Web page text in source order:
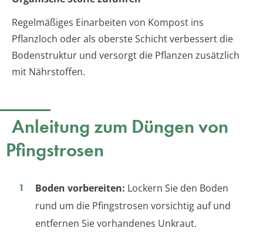
Regelmäßiges Einarbeiten von Kompost ins
Pflanzloch oder als oberste Schicht verbessert die
Bodenstruktur und versorgt die Pflanzen zusätzlich
mit Nährstoffen.
Anleitung zum Düngen von
Pfingstrosen
Boden vorbereiten: Lockern Sie den Boden
rund um die Pfingstrosen vorsichtig auf und
entfernen Sie vorhandenes Unkraut.